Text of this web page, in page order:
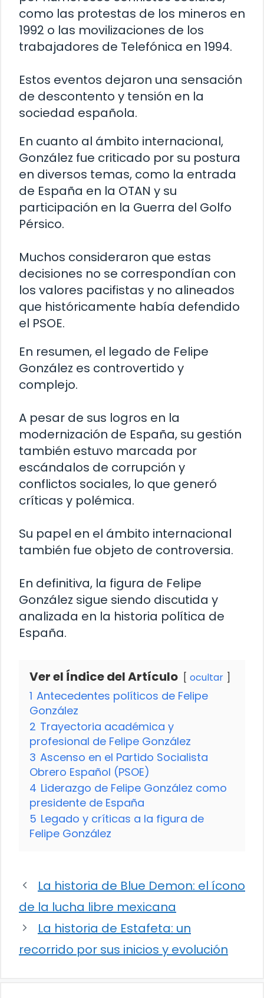
como las protestas de los mineros en
1992 o las movilizaciones de los
trabajadores de Telefónica en 1994.
Estos eventos dejaron una sensación
de descontento y tensión en la
sociedad española.
En cuanto al ámbito internacional,
González fue criticado por su postura
en diversos temas, como la entrada
de España en la OTAN y su
participación en la Guerra del Golfo
Pérsico.
Muchos consideraron que estas
decisiones no se correspondían con
los valores pacifistas y no alineados
que históricamente había defendido
el PSOE.
En resumen, el legado de Felipe
González es controvertido y
complejo.
A pesar de sus logros en la
modernización de España, su gestión
también estuvo marcada por
escándalos de corrupción y
conflictos sociales, lo que generó
críticas y polémica.
Su papel en el ámbito internacional
también fue objeto de controversia.
En definitiva, la figura de Felipe
González sigue siendo discutida y
analizada en la historia política de
España.
Ver el Índice del Artículo ocultar
1 Antecedentes políticos de Felipe
González
2 Trayectoria académica y
profesional de Felipe González
3 Ascenso en el Partido Socialista
Obrero Español (PSOE)
4 Liderazgo de Felipe González como
presidente de España
5 Legado y críticas a la figura de
Felipe González
La historia de Blue Demon: el ícono
de la lucha libre mexicana
La historia de Estafeta: un
recorrido por sus inicios y evolución